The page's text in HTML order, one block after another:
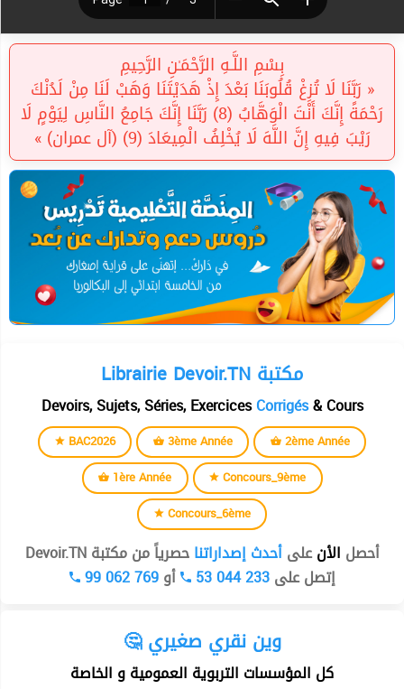
بِسْمِ اللَّـهِ الرَّحْمَـٰنِ الرَّحِيمِ
« رَبَّنَا لَا تُزِغْ قُلُوبَنَا بَعْدَ إِذْ هَدَيْتَنَا وَهَبْ لَنَا مِنْ لَدُنْكَ
رَحْمَةً إِنَّكَ أَنْتَ الْوَهَّابُ (8) رَبَّنَا إِنَّكَ جَامِعُ النَّاسِ لِيَوْمٍ لَا
رَيْبَ فِيهِ إِنَّ اللَّهَ لَا يُخْلِفُ الْمِيعَادَ (9) (آل عمران) »
Librairie Devoir.TN مكتبة
Devoirs, Sujets, Séries, ExercicesCorrigés& Cours
BAC2026 3ème Année
2ème Année
1ère Année
Concours_9ème
Concours_6ème
أحصل الأنعلىأحدث إصداراتناحصرياً من مكتبة Devoir.TN
إتصل على53 044 233 أو99 062 769
🤔 وين نقري صغيري
كل المؤسسات التربوية العمومية و الخاصة